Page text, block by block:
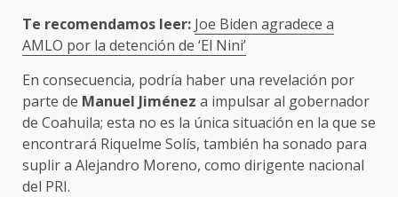
Te recomendamos leer: Joe Biden agradece a
AMLO por la detención de ‘El Nini’
En consecuencia, podría haber una revelación por
parte de Manuel Jiménez a impulsar al gobernador
de Coahuila; esta no es la única situación en la que se
encontrará Riquelme Solís, también ha sonado para
suplir a Alejandro Moreno, como dirigente nacional
del PRI.